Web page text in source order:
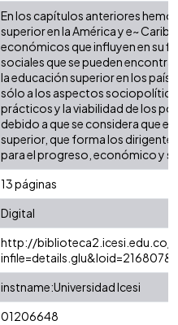
En los capítulos anteriores
superior en la América y e~
económicos que influyen en su
sociales que se pueden
la educación superior en los
sólo a los aspectos
prácticos y la viabilidad de los
debido a que se considera que
superior, que forma los
para el progreso, económico y
13 páginas
Digital
http://biblioteca2.icesi.edu.co/
instname:Universidad Icesi
01206648